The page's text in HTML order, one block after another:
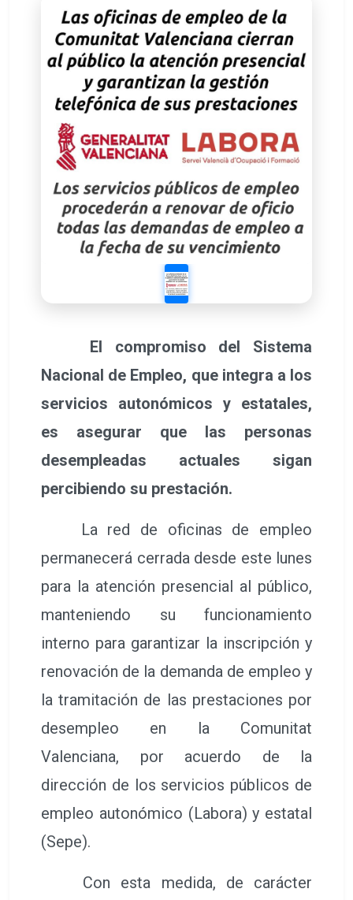
El compromiso del Sistema
Nacional de Empleo, que integra a los
servicios autonómicos y estatales,
es asegurar que las personas
desempleadas actuales sigan
percibiendo su prestación.
La red de oficinas de empleo
permanecerá cerrada desde este lunes
para la atención presencial al público,
manteniendo su funcionamiento
interno para garantizar la inscripción y
renovación de la demanda de empleo y
la tramitación de las prestaciones por
desempleo en la Comunitat
Valenciana, por acuerdo de la
dirección de los servicios públicos de
empleo autonómico (Labora) y estatal
(Sepe).
Con esta medida, de carácter